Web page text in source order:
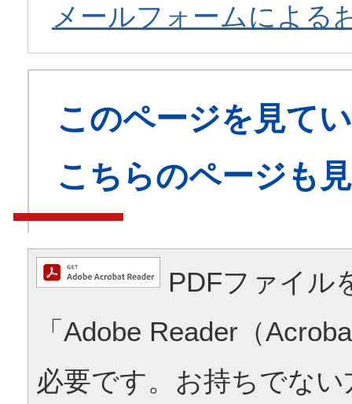
メールフォームによる
このページを見て
こちらのページも
PDFファイル
「Adobe Reader（
必要です。お持ちでな